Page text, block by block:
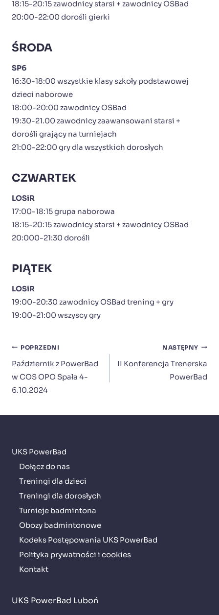
18:15-20:15 zawodnicy starsi + zawodnicy OSBad
20:00-22:00 dorośli gierki
ŚRODA
SP6
16:30-18:00 wszystkie klasy szkoły podstawowej
dzieci naborowe
18:00-20:00 zawodnicy OSBad
19:30-21.00 zawodnicy zaawansowani starsi +
dorośli grający na turniejach
21:00-22:00 gry dla wszystkich dorosłych
CZWARTEK
LOSiR
17:00-18:15 grupa naborowa
18:15-20:15 zawodnicy starsi + zawodnicy OSBad
20:000-21:30 dorośli
PIĄTEK
LOSiR
19:00-20:30 zawodnicy OSBad trening + gry
19:00-21:00 wszyscy gry
Nawigacja
wpisu
POPRZEDNI
Październik z PowerBad
w COS OPO Spała 4-
6.10.2024
NASTĘPNY
II Konferencja Trenerska
PowerBad
UKS PowerBad
Dołącz do nas
Treningi dla dzieci
Treningi dla dorosłych
Turnieje badmintona
Obozy badmintonowe
Kodeks Postępowania UKS PowerBad
Polityka prywatności i cookies
Kontakt
UKS PowerBad Luboń